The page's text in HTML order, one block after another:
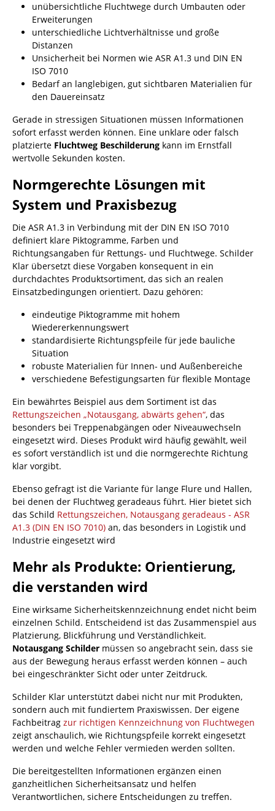
unübersichtliche Fluchtwege durch Umbauten oder
Erweiterungen
unterschiedliche Lichtverhältnisse und große
Distanzen
Unsicherheit bei Normen wie ASR A1.3 und DIN EN
ISO 7010
Bedarf an langlebigen, gut sichtbaren Materialien für
den Dauereinsatz
Gerade in stressigen Situationen müssen Informationen
sofort erfasst werden können. Eine unklare oder falsch
platzierte Fluchtweg Beschilderung kann im Ernstfall
wertvolle Sekunden kosten.
Normgerechte Lösungen mit
System und Praxisbezug
Die ASR A1.3 in Verbindung mit der DIN EN ISO 7010
definiert klare Piktogramme, Farben und
Richtungsangaben für Rettungs- und Fluchtwege. Schilder
Klar übersetzt diese Vorgaben konsequent in ein
durchdachtes Produktsortiment, das sich an realen
Einsatzbedingungen orientiert. Dazu gehören:
eindeutige Piktogramme mit hohem
Wiedererkennungswert
standardisierte Richtungspfeile für jede bauliche
Situation
robuste Materialien für Innen- und Außenbereiche
verschiedene Befestigungsarten für flexible Montage
Ein bewährtes Beispiel aus dem Sortiment ist das
Rettungszeichen „Notausgang, abwärts gehen“, das
besonders bei Treppenabgängen oder Niveauwechseln
eingesetzt wird. Dieses Produkt wird häufig gewählt, weil
es sofort verständlich ist und die normgerechte Richtung
klar vorgibt.
Ebenso gefragt ist die Variante für lange Flure und Hallen,
bei denen der Fluchtweg geradeaus führt. Hier bietet sich
das Schild Rettungszeichen, Notausgang geradeaus - ASR
A1.3 (DIN EN ISO 7010) an, das besonders in Logistik und
Industrie eingesetzt wird
Mehr als Produkte: Orientierung,
die verstanden wird
Eine wirksame Sicherheitskennzeichnung endet nicht beim
einzelnen Schild. Entscheidend ist das Zusammenspiel aus
Platzierung, Blickführung und Verständlichkeit.
Notausgang Schilder müssen so angebracht sein, dass sie
aus der Bewegung heraus erfasst werden können – auch
bei eingeschränkter Sicht oder unter Zeitdruck.
Schilder Klar unterstützt dabei nicht nur mit Produkten,
sondern auch mit fundiertem Praxiswissen. Der eigene
Fachbeitrag zur richtigen Kennzeichnung von Fluchtwegen
zeigt anschaulich, wie Richtungspfeile korrekt eingesetzt
werden und welche Fehler vermieden werden sollten.
Die bereitgestellten Informationen ergänzen einen
ganzheitlichen Sicherheitsansatz und helfen
Verantwortlichen, sichere Entscheidungen zu treffen.